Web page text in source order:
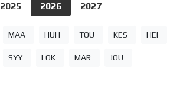
2025 2026 2027
MAA HUH TOU KES HEI
SYY LOK MAR JOU